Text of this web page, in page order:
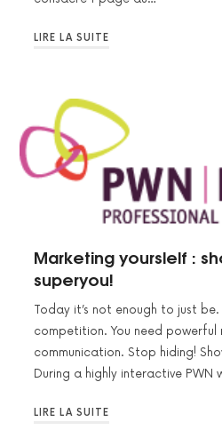
LIRE LA SUITE
Marketing yourslelf :
superyou!
Today it’s not enough to just be.
competition. You need powerful
communication. Stop hiding!
During a highly interactive PWN
LIRE LA SUITE